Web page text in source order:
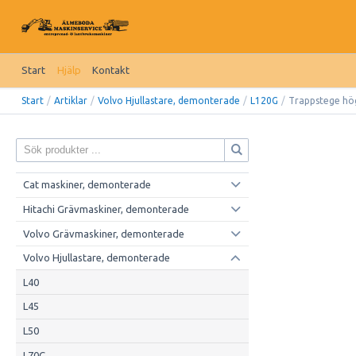
Start Hjälp Kontakt
Start / Artiklar / Volvo Hjullastare, demonterade / L120G / Trappstege
Cat maskiner, demonterade
Hitachi Grävmaskiner, demonterade
Volvo Grävmaskiner, demonterade
Volvo Hjullastare, demonterade
L40
L45
L50